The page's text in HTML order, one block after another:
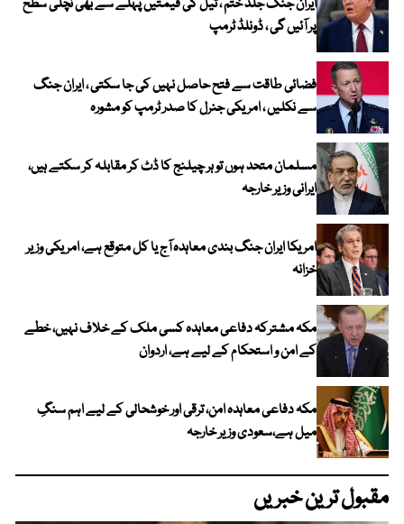
ایران جنگ جلد ختم ، تیل کی قیمتیں پہلے سے بھی نچلی سطح
پر آئیں گی ، ڈونلڈ ٹرمپ
فضائی طاقت سے فتح حاصل نہیں کی جا سکتی ، ایران جنگ
سے نکلیں ، امریکی جنرل کا صدر ٹرمپ کو مشورہ
مسلمان متحد ہوں تو ہر چیلنج کا ڈٹ کر مقابلہ کر سکتے ہیں،
ایرانی وزیر خارجہ
امریکا ایران جنگ بندی معاہدہ آج یا کل متوقع ہے، امریکی وزیر
خزانہ
مکہ مشترکہ دفاعی معاہدہ کسی ملک کے خلاف نہیں، خطے
کے امن و استحکام کے لیے ہے، اردوان
مکہ دفاعی معاہدہ امن، ترقی اور خوشحالی کے لیے اہم سنگِ
میل ہے،سعودی وزیر خارجہ
مقبول ترین خبریں